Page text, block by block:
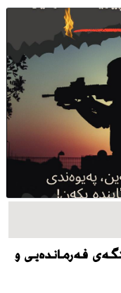
فەرماندەیی و